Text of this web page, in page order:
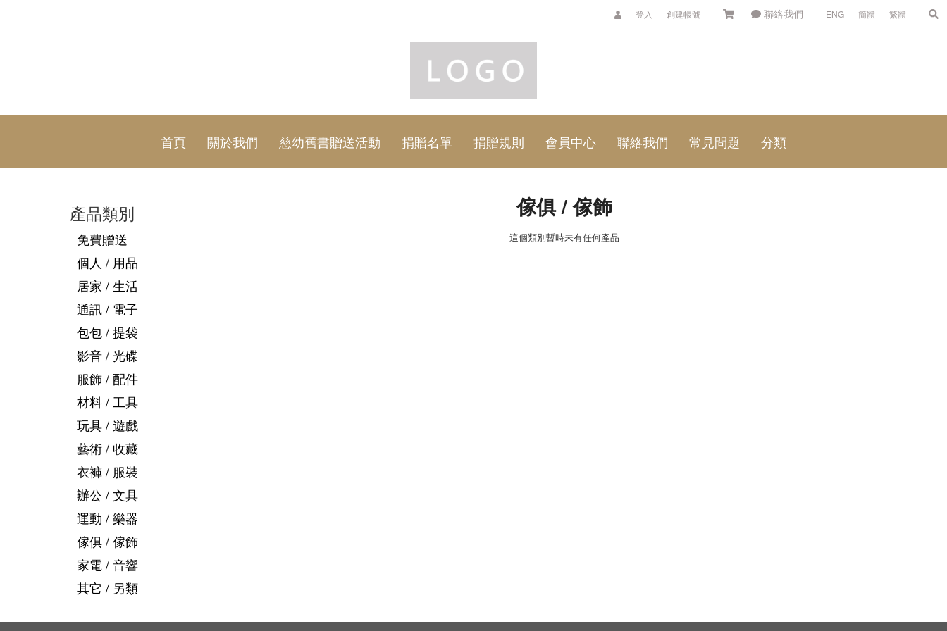
登入 創建帳號 聯絡我們 ENG 簡體 繁體
首頁 關於我們 慈幼舊書贈送活動 捐贈名單 捐贈規則 會員中心 聯絡我們 常見問題 分類
產品類別
免費贈送
個人 / 用品
居家 / 生活
通訊 / 電子
包包 / 提袋
影音 / 光碟
服飾 / 配件
材料 / 工具
玩具 / 遊戲
藝術 / 收藏
衣褲 / 服裝
辦公 / 文具
運動 / 樂器
傢俱 / 傢飾
家電 / 音響
其它 / 另類
傢俱 / 傢飾
這個類別暫時未有任何產品